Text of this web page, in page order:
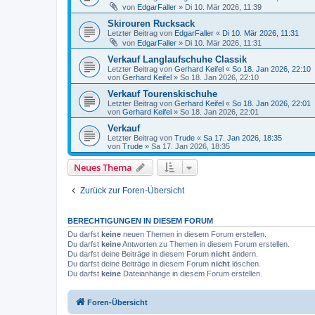
von EdgarFaller » Di 10. Mär 2026, 11:39
Skirouren Rucksack
Letzter Beitrag von EdgarFaller « Di 10. Mär 2026, 11:31
von EdgarFaller » Di 10. Mär 2026, 11:31
Verkauf Langlaufschuhe Classik
Letzter Beitrag von Gerhard Keifel « So 18. Jan 2026, 22:10
von Gerhard Keifel » So 18. Jan 2026, 22:10
Verkauf Tourenskischuhe
Letzter Beitrag von Gerhard Keifel « So 18. Jan 2026, 22:01
von Gerhard Keifel » So 18. Jan 2026, 22:01
Verkauf
Letzter Beitrag von Trude « Sa 17. Jan 2026, 18:35
von Trude » Sa 17. Jan 2026, 18:35
Neues Thema
Zurück zur Foren-Übersicht
BERECHTIGUNGEN IN DIESEM FORUM
Du darfst keine neuen Themen in diesem Forum erstellen.
Du darfst keineAntworten zu Themen in diesem Forum erstellen.
Du darfst deine Beiträge in diesem Forum nicht ändern.
Du darfst deine Beiträge in diesem Forum nicht löschen.
Du darfst keine Dateianhänge in diesem Forum erstellen.
Foren-Übersicht